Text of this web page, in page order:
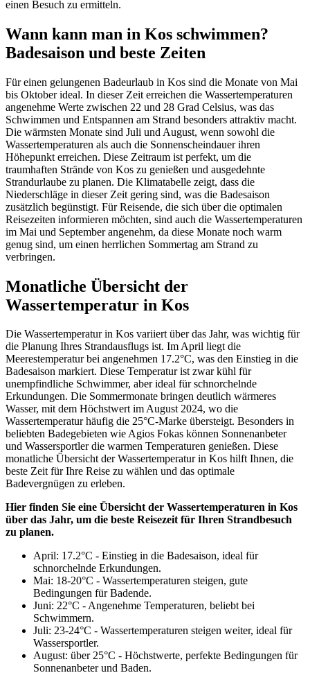
einen Besuch zu ermitteln.
Wann kann man in Kos schwimmen?
Badesaison und beste Zeiten
Für einen gelungenen Badeurlaub in Kos sind die Monate von Mai
bis Oktober ideal. In dieser Zeit erreichen die Wassertemperaturen
angenehme Werte zwischen 22 und 28 Grad Celsius, was das
Schwimmen und Entspannen am Strand besonders attraktiv macht.
Die wärmsten Monate sind Juli und August, wenn sowohl die
Wassertemperaturen als auch die Sonnenscheindauer ihren
Höhepunkt erreichen. Diese Zeitraum ist perfekt, um die
traumhaften Strände von Kos zu genießen und ausgedehnte
Strandurlaube zu planen. Die Klimatabelle zeigt, dass die
Niederschläge in dieser Zeit gering sind, was die Badesaison
zusätzlich begünstigt. Für Reisende, die sich über die optimalen
Reisezeiten informieren möchten, sind auch die Wassertemperaturen
im Mai und September angenehm, da diese Monate noch warm
genug sind, um einen herrlichen Sommertag am Strand zu
verbringen.
Monatliche Übersicht der
Wassertemperatur in Kos
Die Wassertemperatur in Kos variiert über das Jahr, was wichtig für
die Planung Ihres Strandausflugs ist. Im April liegt die
Meerestemperatur bei angenehmen 17.2°C, was den Einstieg in die
Badesaison markiert. Diese Temperatur ist zwar kühl für
unempfindliche Schwimmer, aber ideal für schnorchelnde
Erkundungen. Die Sommermonate bringen deutlich wärmeres
Wasser, mit dem Höchstwert im August 2024, wo die
Wassertemperatur häufig die 25°C-Marke übersteigt. Besonders in
beliebten Badegebieten wie Agios Fokas können Sonnenanbeter
und Wassersportler die warmen Temperaturen genießen. Diese
monatliche Übersicht der Wassertemperatur in Kos hilft Ihnen, die
beste Zeit für Ihre Reise zu wählen und das optimale
Badevergnügen zu erleben.
Hier finden Sie eine Übersicht der Wassertemperaturen in Kos
über das Jahr, um die beste Reisezeit für Ihren Strandbesuch
zu planen.
April: 17.2°C - Einstieg in die Badesaison, ideal für
schnorchelnde Erkundungen.
Mai: 18-20°C - Wassertemperaturen steigen, gute
Bedingungen für Badende.
Juni: 22°C - Angenehme Temperaturen, beliebt bei
Schwimmern.
Juli: 23-24°C - Wassertemperaturen steigen weiter, ideal für
Wassersportler.
August: über 25°C - Höchstwerte, perfekte Bedingungen für
Sonnenanbeter und Baden.